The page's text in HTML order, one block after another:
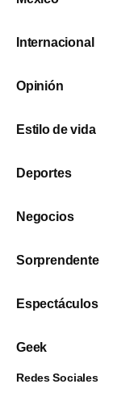
Internacional
Opinión
Estilo de vida
Deportes
Negocios
Sorprendente
Espectáculos
Geek
Redes Sociales